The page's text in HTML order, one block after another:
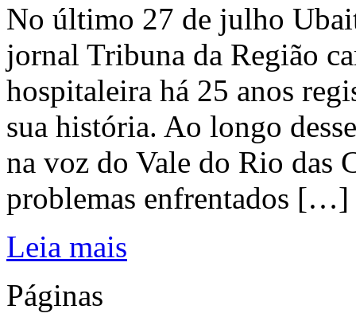
No último 27 de julho
jornal Tribuna da Região
hospitaleira há 25 anos
sua história. Ao longo
na voz do Vale do Rio das
problemas enfrentados […]
Leia mais
Páginas